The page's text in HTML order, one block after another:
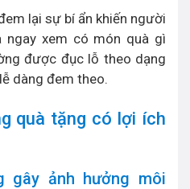
lại sự bí ẩn khiến người
xem có món quà gì
được đục lỗ theo dạng
dàng đem theo.
quà tặng có lợi ích
gây ảnh hưởng môi